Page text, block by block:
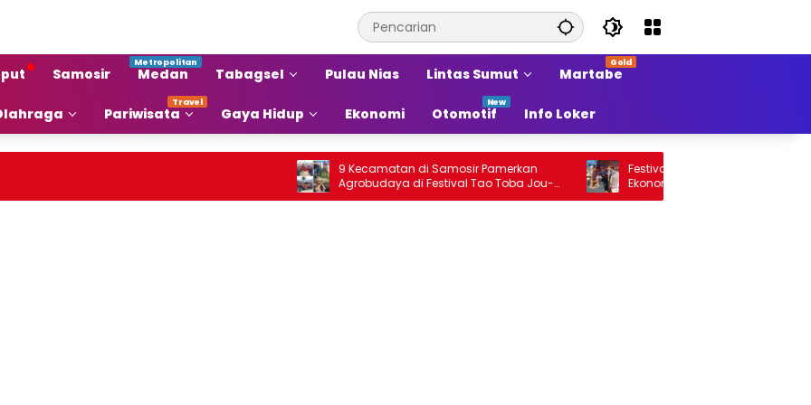
Samosir Medan Tabagsel Pulau Nias Lintas Sumut Martabe
Pariwisata Gaya Hidup Ekonomi Otomotif Info Loker
9 Kecamatan di Samosir Pamerkan
Agrobudaya di Festival Tao Toba Jou-
Jou 2026: Membranding Produk Lokal
Festival Tao Toba Jou-Jou Sokong
Ekonomi Samosir Naik Kelas dan
Pariwisata Menjadi Sumber